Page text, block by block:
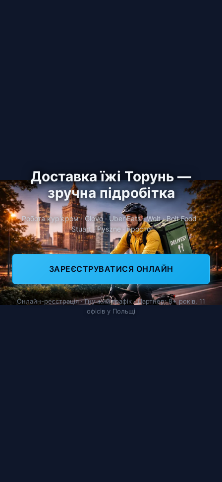
Доставка їжі Торунь —
зручна підробітка
Робота кур'єром · Glovo · Uber Eats · Wolt · Bolt Food ·
Stuart · Pyszne · просто
ЗАРЕЄСТРУВАТИСЯ ОНЛАЙН
Онлайн-реєстрація · Гнучкий графік · Партнер: 8+ років, 11
офісів у Польщі